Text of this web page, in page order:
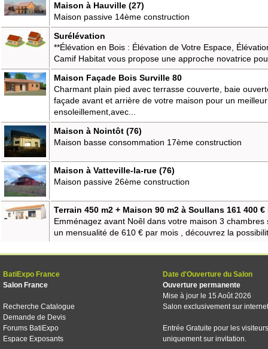
Maison à Hauville (27)
Maison passive 14ème construction
Surélévation
**Élévation en Bois : Élévation de Votre Espace,
Camif Habitat vous propose une approche novatrice
Maison Façade Bois Surville 80
Charmant plain pied avec terrasse couverte, baie
façade avant et arrière de votre maison pour un meilleur
ensoleillement,avec...
Maison à Nointôt (76)
Maison basse consommation 17ème construction
Maison à Vatteville-la-rue (76)
Maison passive 26ème construction
Terrain 450 m2 + Maison 90 m2 à Soullans 161 400 €
Emménagez avant Noêl dans votre maison 3 chambres
un mensualité de 610 € par mois , découvrez la
BatiExpo France
Salon France
Recherche Catalogue
Demande de Devis
Forums BatiExpo
Espace Exposants
Date d'Ouverture du Salon
Ouverture permanente
Mise à jour le 15 Août 2026
Salon exclusivement sur internet
Entrée Gratuite pour les visiteurs
uniquement sur invitation.